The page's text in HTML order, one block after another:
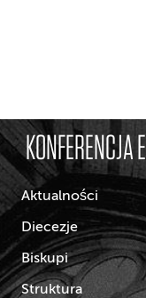
KONFERENCJA
Aktualności
Diecezje
Biskupi
Struktura